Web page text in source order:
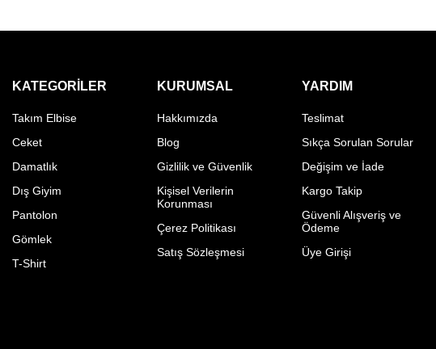
KATEGORILER
Takım Elbise
Ceket
Damatlık
Dış Giyim
Pantolon
Gömlek
T-Shirt
KURUMSAL
Hakkımızda
Blog
Gizlilik ve Güvenlik
Kişisel Verilerin
Korunması
Çerez Politikası
Satış Sözleşmesi
YARDIM
Teslimat
Sıkça Sorulan Sorular
Değişim ve İade
Kargo Takip
Güvenli Alışveriş ve
Ödeme
Üye Girişi